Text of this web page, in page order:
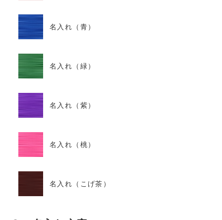
名入れ（青）
名入れ（緑）
名入れ（紫）
名入れ（桃）
名入れ（こげ茶）